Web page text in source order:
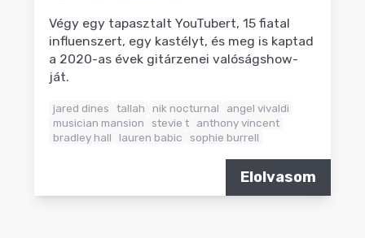
Végy egy tapasztalt YouTubert, 15 fiatal
influenszert, egy kastélyt, és meg is kaptad
a 2020-as évek gitárzenei valóságshow-
ját.
jared dines tallah nik nocturnal
angel vivaldi
musician mansion
stevie t
anthony vincent
bradley hall
lauren babic sophie burrell
Elolvasom